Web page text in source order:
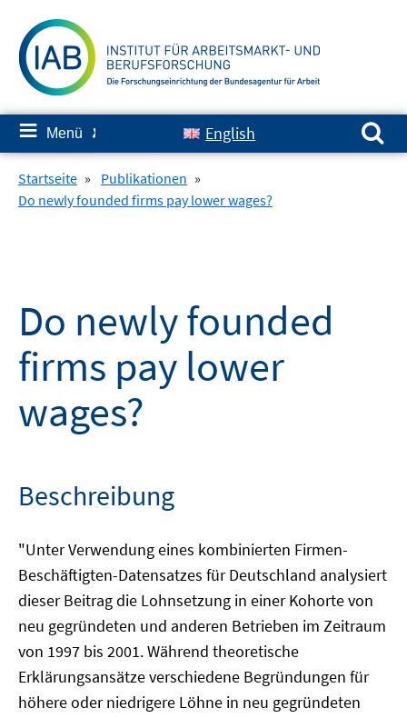
zum
Inhalt
≡ Menü ✘ English
Suchen nach:
Startseite » Publikationen »
Do newly founded firms pay lower wages?
Do newly founded
firms pay lower
wages?
Beschreibung
"Unter Verwendung eines kombinierten Firmen-
Beschäftigten-Datensatzes für Deutschland analysiert
dieser Beitrag die Lohnsetzung in einer Kohorte von
neu gegründeten und anderen Betrieben im Zeitraum
von 1997 bis 2001. Während theoretische
Erklärungsansätze verschiedene Begründungen für
höhere oder niedrigere Löhne in neu gegründeten